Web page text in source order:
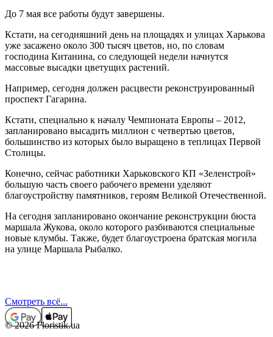
До 7 мая все работы будут завершены.
Кстати, на сегодняшний день на площадях и улицах Харькова
уже засажено около 300 тысяч цветов, но, по словам
господина Китанина, со следующей недели начнутся
массовые высадки цветущих растений.
Например, сегодня должен расцвести реконструированный
проспект Гагарина.
Кстати, специально к началу Чемпионата Европы – 2012,
запланировано высадить миллион с четвертью цветов,
большинство из которых было выращено в теплицах Первой
Столицы.
Конечно, сейчас работники Харьковского КП «Зеленстрой»
большую часть своего рабочего времени уделяют
благоустройству памятников, героям Великой Отечественной.
На сегодня запланировано окончание реконструкции бюста
маршала Жукова, около которого разбиваются специальные
новые клумбы. Также, будет благоустроена братская могила
на улице Маршала Рыбалко.
Смотреть всё...
© 2026 Floristik.ua